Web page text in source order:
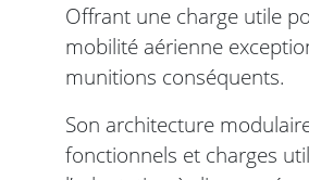
Offrant une charge utile
mobilité aérienne
munitions conséquents.
Son architecture
fonctionnels et charges